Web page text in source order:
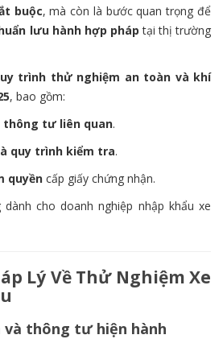
buộc, mà còn là bước quan trọng để
lưu hành hợp pháp tại thị trường
trình thử nghiệm an toàn và khí
, bao gồm:
thông tư liên quan.
quy trình kiểm tra.
quyền cấp giấy chứng nhận.
cho doanh nghiệp nhập khẩu xe
Lý Về Thử Nghiệm Xe
và thông tư hiện hành